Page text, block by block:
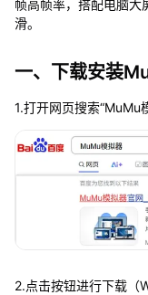
帧高帧率，搭配电脑大
滑。
一、下载安装
1.打开网页搜索“MuMu
2.点击按钮进行下载（